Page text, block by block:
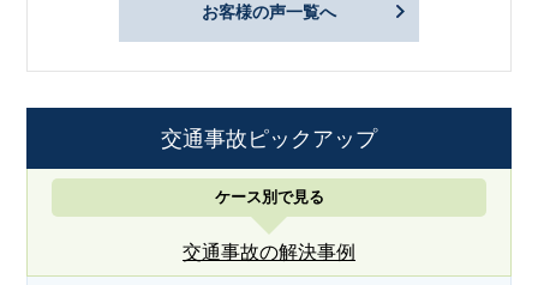
お客様の声一覧へ
交通事故ピックアップ
ケース別で見る
交通事故の解決事例